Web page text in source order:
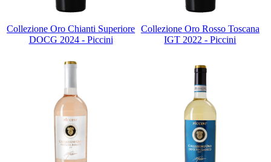
Collezione Oro Chianti Superiore
DOCG 2024 - Piccini
Collezione Oro Rosso Toscana
IGT 2022 - Piccini